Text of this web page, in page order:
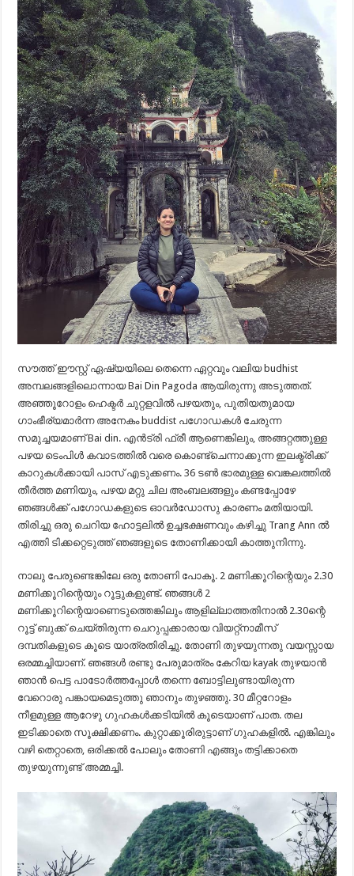
സൗത്ത് ഈസ്റ്റ് ഏഷ്യയിലെ തെന്നെ ഏറ്റവും വലിയ budhist
അമ്പലങ്ങളിലൊന്നായ Bai Din Pagoda ആയിരുന്നു അടുത്തത്.
അഞ്ഞൂറോളം ഹെക്ടർ ചുറ്റളവിൽ പഴയതും, പുതിയതുമായ
ഗാംഭീര്യമാർന്ന അനേകം buddist പഗോഡകൾ ചേരുന്ന
സമുച്ചയമാണ് Bai din. എൻട്രി ഫ്രീ ആണെങ്കിലും, അങ്ങറ്റത്തുള്ള
പഴയ ടെംപിൾ കവാടത്തിൽ വരെ കൊണ്ട്ചെന്നാക്കുന്ന ഇലക്ട്രിക്ക്
കാറുകൾക്കായി പാസ് എടുക്കണം. 36 ടൺ ഭാരമുള്ള വെങ്കലത്തിൽ
തീർത്ത മണിയും, പഴയ മറ്റു ചില അംബലങ്ങളും കണ്ടപ്പോഴേ
ഞങ്ങൾക്ക് പഗോഡകളുടെ ഓവർഡോസു കാരണം മതിയായി.
തിരിച്ചു ഒരു ചെറിയ ഹോട്ടലിൽ ഉച്ചഭക്ഷണവും കഴിച്ചു Trang Ann ൽ
എത്തി ടിക്കറ്റെടുത്ത് ഞങ്ങളുടെ തോണിക്കായി കാത്തുനിന്നു.
നാലു പേരുണ്ടെങ്കിലേ ഒരു തോണി പോകൂ. 2 മണിക്കൂറിന്റെയും 2.30
മണിക്കൂറിന്റെയും റൂട്ടുകളുണ്ട്. ഞങ്ങൾ 2
മണിക്കൂറിന്റെയാണെടുത്തെങ്കിലും ആളില്ലാത്തതിനാൽ 2.30ന്റെ
റൂട്ട് ബുക്ക് ചെയ്തിരുന്ന ചെറുപ്പക്കാരായ വിയറ്റ്നാമീസ്
ദമ്പതികളുടെ കൂടെ യാത്രതിരിച്ചു. തോണി തുഴയുന്നതു വയസ്സായ
ഒരമ്മച്ചിയാണ്. ഞങ്ങൾ രണ്ടു പേരുമാത്രം കേറിയ kayak തുഴയാൻ
ഞാൻ പെട്ട പാടോർത്തപ്പോൾ തന്നെ ബോട്ടിലുണ്ടായിരുന്ന
വേറൊരു പങ്കായമെടുത്തു ഞാനും തുഴഞ്ഞു. 30 മീറ്ററോളം
നീളമുള്ള ആറേഴു ഗുഹകൾക്കടിയിൽ കൂടെയാണ് പാത. തല
ഇടിക്കാതെ സൂക്ഷിക്കണം. കുറ്റാക്കൂരിരുട്ടാണ് ഗുഹകളിൽ. എങ്കിലും
വഴി തെറ്റാതെ, ഒരിക്കൽ പോലും തോണി എങ്ങും തട്ടിക്കാതെ
തുഴയുന്നുണ്ട് അമ്മച്ചി.